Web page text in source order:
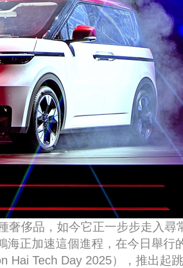
奢侈品，如今它正一步步走入尋
海正加速這個進程，在今日舉行
Hai Tech Day 2025），推出起